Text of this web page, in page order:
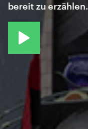
bereit zu erzählen.